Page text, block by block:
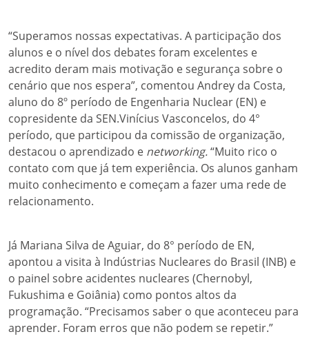
“Superamos nossas expectativas. A participação dos
alunos e o nível dos debates foram excelentes e
acredito deram mais motivação e segurança sobre o
cenário que nos espera”, comentou Andrey da Costa,
aluno do 8º período de Engenharia Nuclear (EN) e
copresidente da SEN.Vinícius Vasconcelos, do 4°
período, que participou da comissão de organização,
destacou o aprendizado e networking.“Muito rico o
contato com que já tem experiência. Os alunos ganham
muito conhecimento e começam a fazer uma rede de
relacionamento.
Já Mariana Silva de Aguiar, do 8° período de EN,
apontou a visita à Indústrias Nucleares do Brasil (INB) e
o painel sobre acidentes nucleares (Chernobyl,
Fukushima e Goiânia) como pontos altos da
programação. “Precisamos saber o que aconteceu para
aprender. Foram erros que não podem se repetir.”